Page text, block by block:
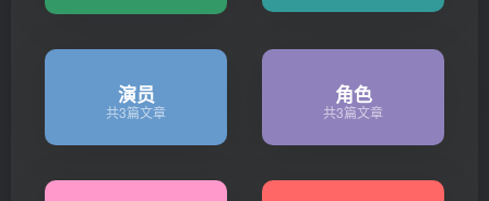
演员
共3篇文章
角色
共3篇文章